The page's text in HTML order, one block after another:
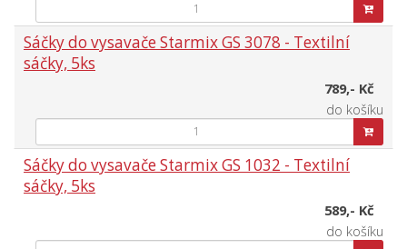
Sáčky do vysavače Starmix GS 3078 - Textilní
sáčky, 5ks
789,- Kč
do košíku
Sáčky do vysavače Starmix GS 1032 - Textilní
sáčky, 5ks
589,- Kč
do košíku